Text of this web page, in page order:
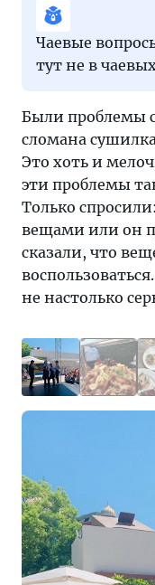
Чаевые
тут не в
Были проблемы
сломана
Это хоть и
эти проблемы
Только
вещами или он
сказали, что
не настолько